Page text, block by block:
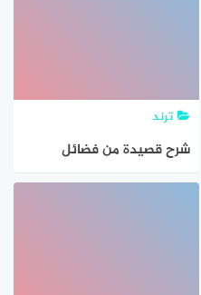
ترند
شرح قصيدة من فضائل
النفس